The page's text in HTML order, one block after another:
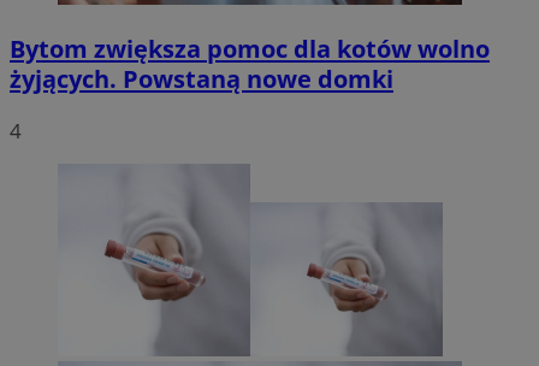
Bytom zwiększa pomoc dla kotów wolno
żyjących. Powstaną nowe domki
4